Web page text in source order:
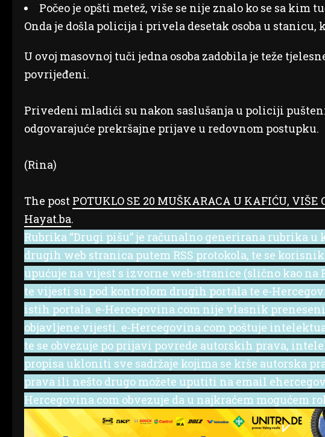
Počeo je opšti metež, više se nije znalo ko se sa
Onda je došla policija i privela desetak osoba u stanicu,
U ovoj masovnoj tuči jedna osoba zadobila je teže
povrijeđeni.
Privedeni mladići su nakon saslušanja u policiji
odgovarajuće prekršajne prijave u redovnom postupku.
(Rina)
The post POTUKLO SE 20 MUŠKARACA U KAFIĆU, VIŠE
Hayat.ba.
Rubrika “Drugi pišu” je računalno generirana rubrika
drugih web stranica putem RSS protokola, te se
upućuje na vijest s izvorne web-stranice (slično kao
te vijesti su pod kontrolom drugih portala te e-
istih portala. e-Hercegovina.com nije vlasnik
objavljene vijesti. e-Hercegovina.com poštuje
te se obvezuje po prijavi povrede autorskih prava,
propisa ukloniti sve sadržaje kojima se krše autorska
prava ili nešto drugo možete uputiti na email
Hercegovina.com obvezuje da u najkraćem mogućem